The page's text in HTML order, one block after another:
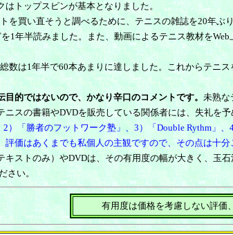
トップスピンが基本となりました。
買い直そうと調べるために、テニスの雑誌を20年ぶ
1年半読みました。また、動画によるテニス教材を
は1年半で60本あまりに達しました。これからテニ
的ではないので、かなり辛口のコメントです。 未熟な
スの書籍やDVDを販売している関係者には、失礼を予
2）「 勝者のフットワーク塾 」、3）「Double Rythm」、
価はあくまでも私個人の主観ですので、その点は十分
ストのみ）やDVDは、その有用度の幅が大きく、
さい。
有用度は価格を考慮しない評価